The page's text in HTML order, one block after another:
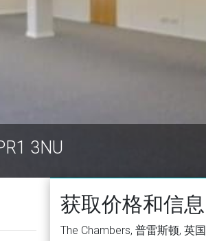
获取价格和信息
The Chambers, 普雷斯顿, 英国